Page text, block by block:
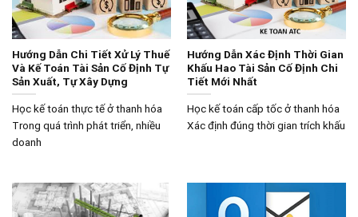
Hướng Dẫn Chi Tiết Xử Lý Thuế
Và Kế Toán Tài Sản Cố Định Tự
Sản Xuất, Tự Xây Dựng
Học kế toán thực tế ở thanh hóa
Trong quá trình phát triển, nhiều
doanh
Hướng Dẫn Xác Định Thời Gian
Khấu Hao Tài Sản Cố Định Chi
Tiết Mới Nhất
Học kế toán cấp tốc ở thanh hóa
Xác định đúng thời gian trích khấu